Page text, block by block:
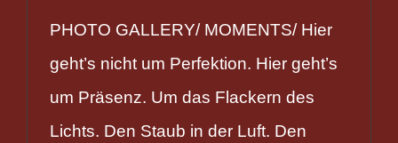
PHOTO GALLERY/ MOMENTS/ Hier
geht’s nicht um Perfektion. Hier geht’s
um Präsenz. Um das Flackern des
Lichts. Den Staub in der Luft. Den